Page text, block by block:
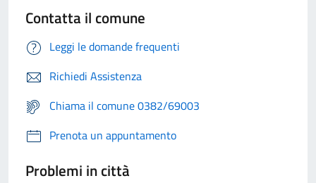
Contatta il comune
Leggi le domande frequenti
Richiedi Assistenza
Chiama il comune 0382/69003
Prenota un appuntamento
Problemi in città